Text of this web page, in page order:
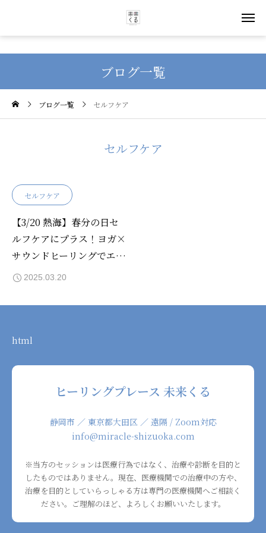
ブログ一覧
ブログ一覧 セルフケア
セルフケア
セルフケア
【3/20 熱海】春分の日セ
ルフケアにプラス！ヨガ×
サウンドヒーリングでエネ
ルギーチャージ
2025.03.20
html
ヒーリングプレース 未来くる
静岡市 ／ 東京都大田区 ／ 遠隔 / Zoom対応
info@miracle-shizuoka.com
※当方のセッションは医療行為ではなく、治療や診断を目的と
したものではありません。現在、医療機関での治療中の方や、
治療を目的としていらっしゃる方は専門の医療機関へご相談く
ださい。ご理解のほど、よろしくお願いいたします。